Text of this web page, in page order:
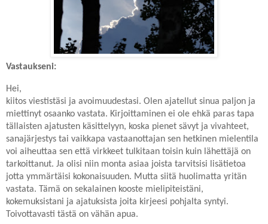
Vastaukseni:
Hei,
kiitos viestistäsi ja avoimuudestasi. Olen ajatellut sinua paljon ja
miettinyt osaanko vastata. Kirjoittaminen ei ole ehkä paras tapa
tällaisten ajatusten käsittelyyn, koska pienet sävyt ja vivahteet,
sanajärjestys tai vaikkapa vastaanottajan sen hetkinen mielentila
voi aiheuttaa sen että virkkeet tulkitaan toisin kuin lähettäjä on
tarkoittanut. Ja olisi niin monta asiaa joista tarvitsisi lisätietoa
jotta ymmärtäisi kokonaisuuden. Mutta siitä huolimatta yritän
vastata. Tämä on sekalainen kooste mielipiteistäni,
kokemuksistani ja ajatuksista joita kirjeesi pohjalta syntyi.
Toivottavasti tästä on vähän apua.